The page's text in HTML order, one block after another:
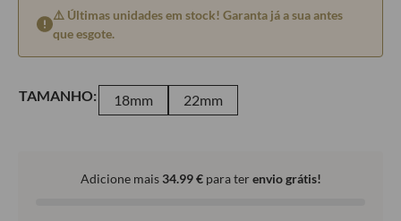
⚠️ Últimas unidades em stock! Garanta já a sua antes
que esgote.
TAMANHO: 18mm 22mm
Adicione mais 34.99€para terenvio grátis!